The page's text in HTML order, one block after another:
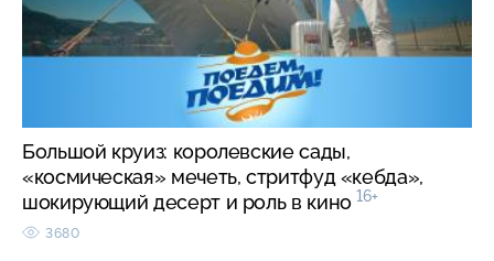
Большой круиз: королевские сады,
«космическая» мечеть, стритфуд «кебда»,
шокирующий десерт и роль в кино 16+
3680